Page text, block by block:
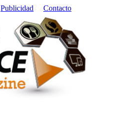
Publicidad Contacto